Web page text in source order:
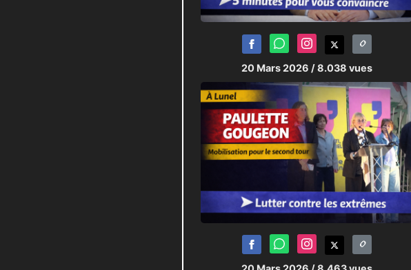
20 Mars 2026 / 8.038 vues